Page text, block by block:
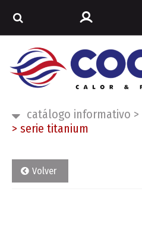
catálogo informativo >
> serie titanium
Volver